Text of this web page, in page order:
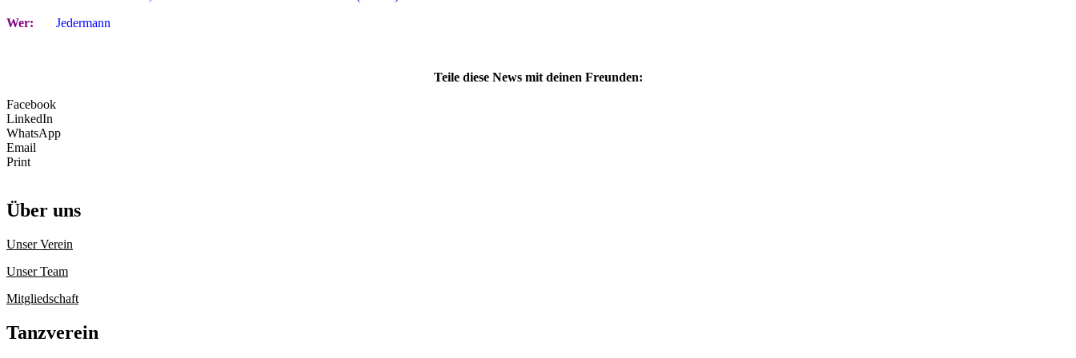
Wer:
Jedermann
Teile diese News mit deinen Freunden:
Facebook
LinkedIn
WhatsApp
Email
Print
Über uns
Unser Verein
Unser Team
Mitgliedschaft
Tanzverein